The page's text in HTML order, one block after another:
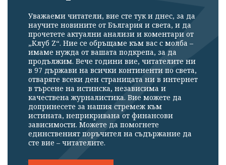
Уважаеми читатели, вие сте тук и днес, за да
научите новините от България и света, и да
прочетете актуални анализи и коментари от
„Клуб Z“. Ние се обръщаме към вас с молба –
имаме нужда от вашата подкрепа, за да
продължим. Вече години вие, читателите ни
в 97 държави на всички континенти по света,
отваряте всеки ден страницата ни в интернет
в търсене на истинска, независима и
качествена журналистика. Вие можете да
допринесете за нашия стремеж към
истината, неприкривана от финансови
зависимости. Можете да помогнете
единственият поръчител на съдържание да
сте вие – читателите.